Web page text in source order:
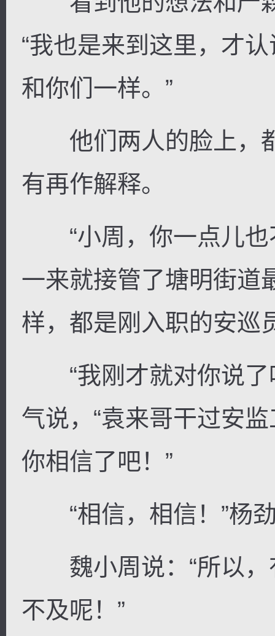
“我也是来到这里，才
和你们一样。”
他们两人的脸上，
有再作解释。
“小周，你一点儿也
一来就接管了塘明街道
样，都是刚入职的安巡
“我刚才就对你说了
气说，“袁来哥干过安
你相信了吧！”
“相信，相信！”杨劲
魏小周说：“所以，
不及呢！”